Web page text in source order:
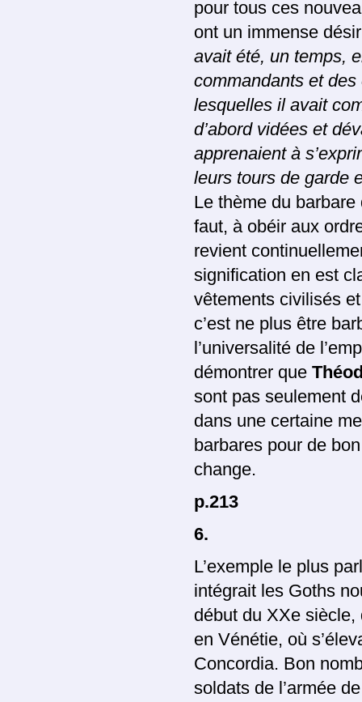
pour tous ces
ont un immense
avait été, un temps,
commandants et
lesquelles il avait
d’abord vidées et
apprenaient à
leurs tours de garde
Le thème du
faut, à obéir aux
revient
signification en est
vêtements civilisés
c’est ne plus être
l’universalité de
démontrer que
sont pas seulement
dans une certaine
barbares pour de
change.
p.213
6.
L’exemple le plus
intégrait les Goths
début du XXe
en Vénétie, où
Concordia. Bon
soldats de l’armée